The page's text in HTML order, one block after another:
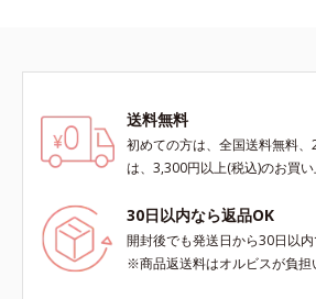
出液、スイカズラエキス配合＝角層
のすみずみまで水分・油分を保ち、
ハリ・ツヤを与える保湿成分*12
たを応援します。*1 肌にうるおい
が満ち、維持されている状態*2 年
齢に応じたお手入れのこと*3 デク
Mintel社データベース及び先行技術
調査による当社調べ*5 オトギリソ
ウエキス配合＝肌にうるおいを与
透力
(*5)。*1
アスコル
ド、スフ
うるおい
目立たな
送料無料
初めての方は、全国送料無料
は、3,300円以上(税込)のお買
30日以内なら返品OK
開封後でも発送日から30日以
※商品返送料はオルビスが負担